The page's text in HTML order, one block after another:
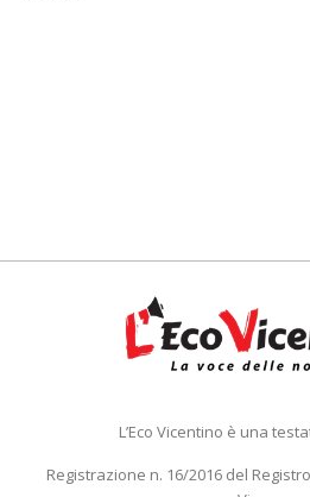
L’Eco Vicentino è una
Registrazione n. 16/2016 del